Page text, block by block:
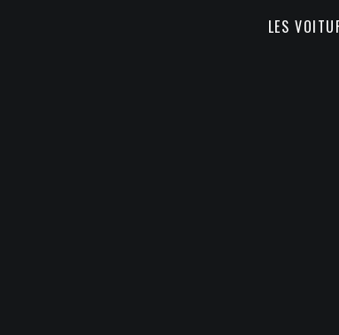
LES